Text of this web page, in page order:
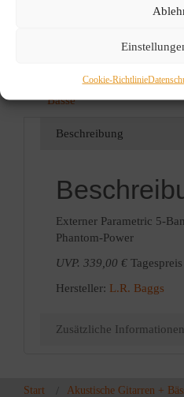
Cookie-Richtlinie
D.I. Preamp für
Kategorie:Zubehör
Bässe
Beschreibung
Externer Parametric 5-
Phantom-Power
UVP. 339,00 €
Hersteller: L.R. Baggs
Zusätzliche Informationen
Start Akustische Gitarren +